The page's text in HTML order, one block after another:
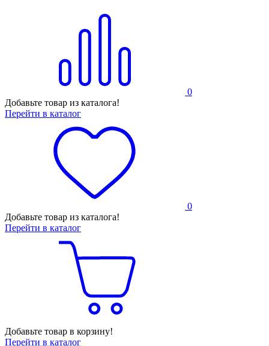
0
Добавьте товар из каталога!
Перейти в каталог
0
Добавьте товар из каталога!
Перейти в каталог
Добавьте товар в корзину!
Перейти в каталог